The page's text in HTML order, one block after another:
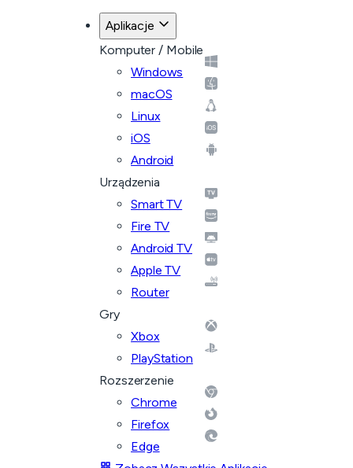
Aplikacje
Komputer / Mobile
Windows
macOS
Linux
iOS
Android
Urządzenia
Smart TV
Fire TV
Android TV
Apple TV
Router
Gry
Xbox
PlayStation
Rozszerzenie
Chrome
Firefox
Edge